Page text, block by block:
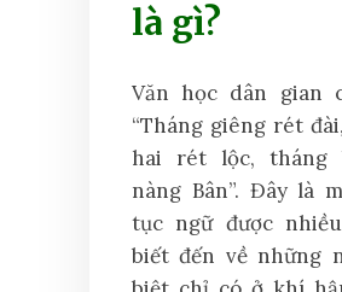
là gì?
Văn học dân gian
“Tháng giêng rét
hai rét lộc, tháng
nàng Bân”. Đây là
tục ngữ được
biết đến về những